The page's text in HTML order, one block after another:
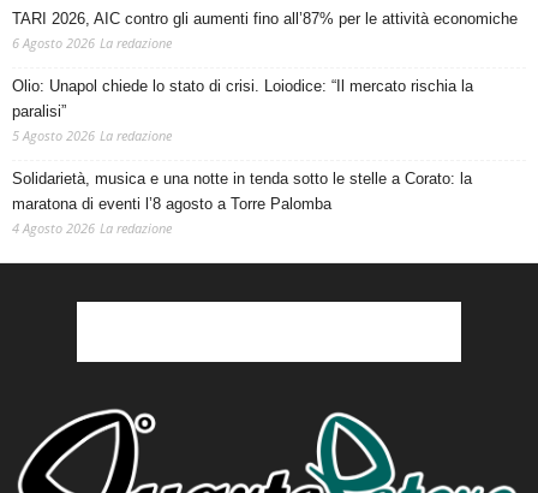
TARI 2026, AIC contro gli aumenti fino all’87% per le attività economiche
6 Agosto 2026 La redazione
Olio: Unapol chiede lo stato di crisi. Loiodice: “Il mercato rischia la
paralisi”
5 Agosto 2026 La redazione
Solidarietà, musica e una notte in tenda sotto le stelle a Corato: la
maratona di eventi l’8 agosto a Torre Palomba
4 Agosto 2026 La redazione